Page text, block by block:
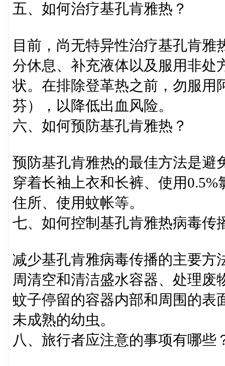
五、如何治疗基孔肯雅热？
目前，尚无特异性治疗基孔肯
分休息、补充液体以及服用非处
状。在排除登革热之前，勿服用
芬），以降低出血风险。
六、如何预防基孔肯雅热？
预防基孔肯雅热的最佳方法是避
穿着长袖上衣和长裤、使用
住所、使用蚊帐等。
七、如何控制基孔肯雅热病毒传
减少基孔肯雅病毒传播的主要方
周清空和清洁盛水容器、处理废
蚊子停留的容器内部和周围的表
未成熟的幼虫。
八、旅行者应注意的事项有哪些